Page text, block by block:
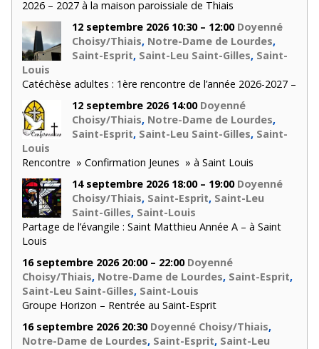
2026 – 2027 à la maison paroissiale de Thiais
12 septembre 2026 10:30 – 12:00 Doyenné
Choisy/Thiais, Notre-Dame de Lourdes,
Saint-Esprit, Saint-Leu Saint-Gilles, Saint-
Louis
Catéchèse adultes : 1ère rencontre de l’année 2026-2027 –
12 septembre 2026 14:00 Doyenné
Choisy/Thiais, Notre-Dame de Lourdes,
Saint-Esprit, Saint-Leu Saint-Gilles, Saint-
Louis
Rencontre » Confirmation Jeunes » à Saint Louis
14 septembre 2026 18:00 – 19:00 Doyenné
Choisy/Thiais, Saint-Esprit, Saint-Leu
Saint-Gilles, Saint-Louis
Partage de l’évangile : Saint Matthieu Année A – à Saint
Louis
16 septembre 2026 20:00 – 22:00 Doyenné
Choisy/Thiais, Notre-Dame de Lourdes, Saint-Esprit,
Saint-Leu Saint-Gilles, Saint-Louis
Groupe Horizon – Rentrée au Saint-Esprit
16 septembre 2026 20:30 Doyenné Choisy/Thiais,
Notre-Dame de Lourdes, Saint-Esprit, Saint-Leu